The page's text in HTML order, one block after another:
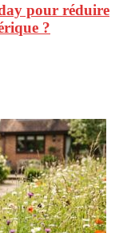
pour réduire
?